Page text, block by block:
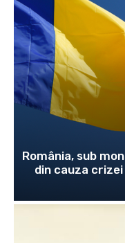
România, sub
din cauza